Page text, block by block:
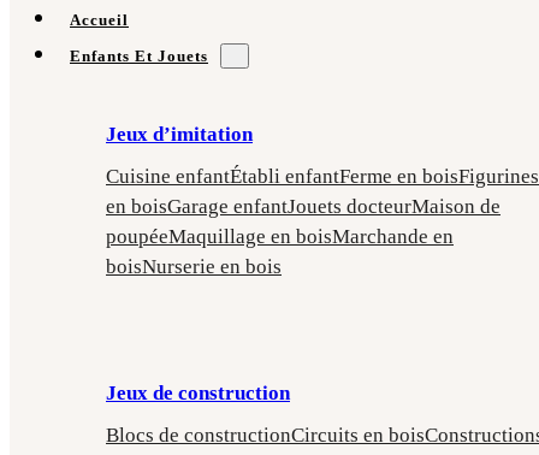
Accueil
Enfants Et Jouets
Jeux d’imitation
Cuisine enfantÉtabli enfantFerme en boisFigurines
en boisGarage enfantJouets docteurMaison de
poupéeMaquillage en boisMarchande en
boisNurserie en bois
Jeux de construction
Blocs de constructionCircuits en bois